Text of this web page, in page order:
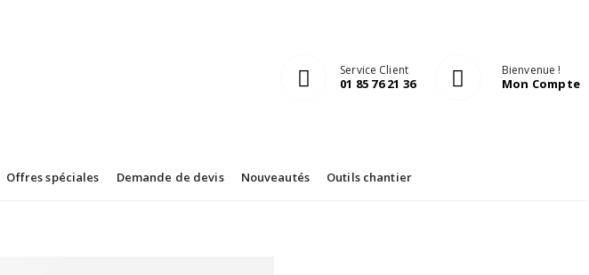
Service Client
01 85 76 21 36
Bienvenue !
Mon Compte
Offres spéciales Demande de devis Nouveautés Outils chantier